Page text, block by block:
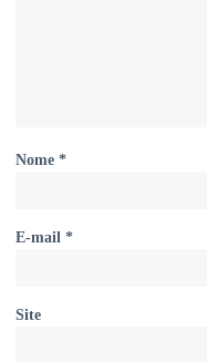
Nome *
E-mail *
Site